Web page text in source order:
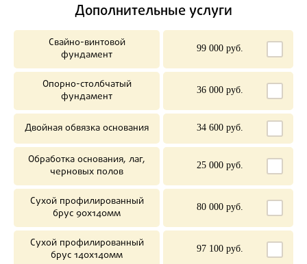
Дополнительные услуги
Свайно-винтовой
фундамент
99 000 руб.
Опорно-столбчатый
фундамент
36 000 руб.
Двойная обвязка основания 34 600 руб.
Обработка основания, лаг,
черновых полов
25 000 руб.
Сухой профилированный
брус 90х140мм
80 000 руб.
Сухой профилированный
брус 140х140мм
97 100 руб.